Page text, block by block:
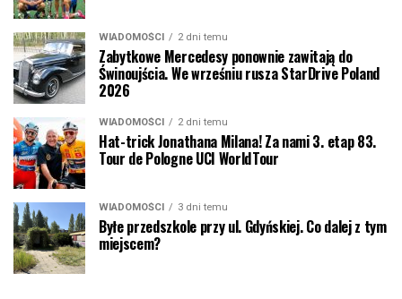
WIADOMOŚCI 2 dni temu
Zabytkowe Mercedesy ponownie zawitają do
Świnoujścia. We wrześniu rusza StarDrive Poland
2026
WIADOMOŚCI 2 dni temu
Hat-trick Jonathana Milana! Za nami 3. etap 83.
Tour de Pologne UCI WorldTour
WIADOMOŚCI 3 dni temu
Byłe przedszkole przy ul. Gdyńskiej. Co dalej z tym
miejscem?